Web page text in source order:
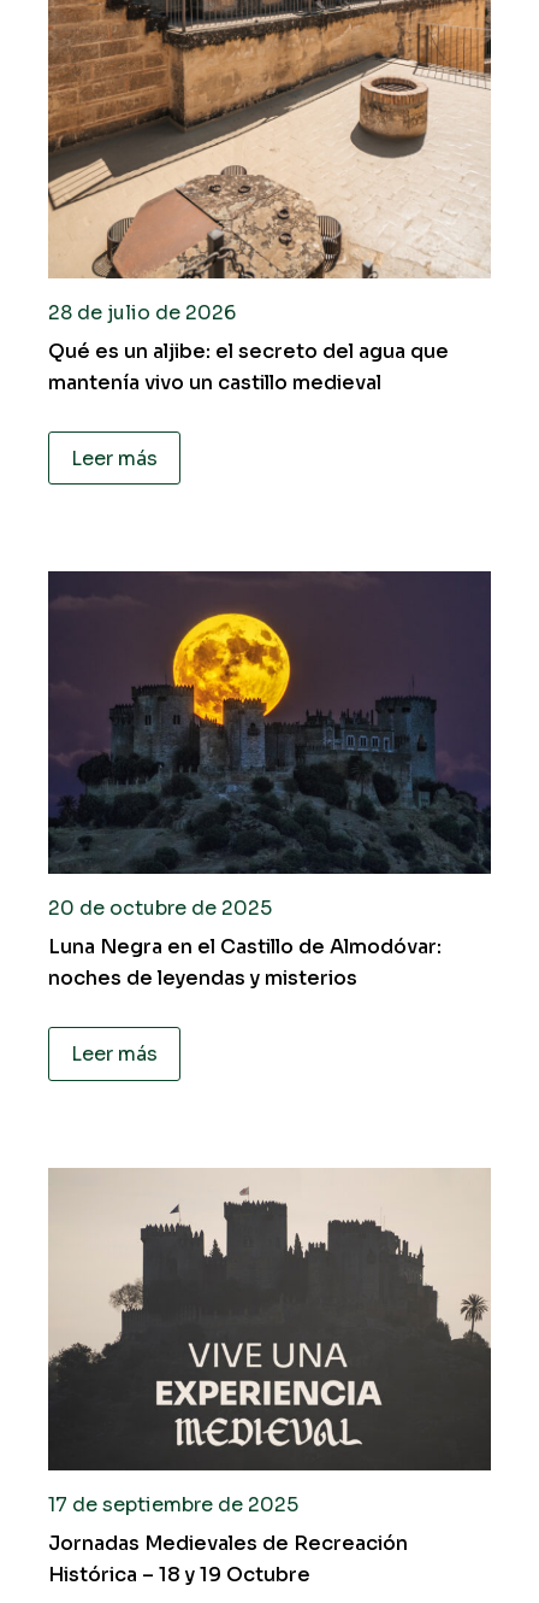
28 de julio de 2026
Qué es un aljibe: el secreto del agua que
mantenía vivo un castillo medieval
Leer más
20 de octubre de 2025
Luna Negra en el Castillo de Almodóvar:
noches de leyendas y misterios
Leer más
17 de septiembre de 2025
Jornadas Medievales de Recreación
Histórica – 18 y 19 Octubre